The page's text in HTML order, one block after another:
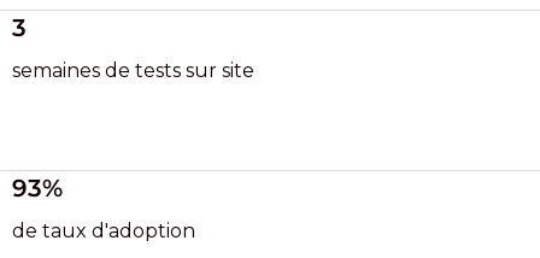
3
semaines de tests sur site
93%
de taux d'adoption